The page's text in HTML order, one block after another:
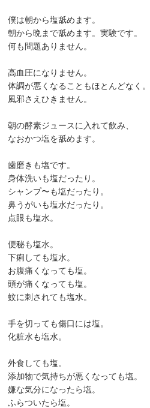
僕は朝から塩舐めます。
朝から晩まで舐めます。実験です。
何も問題ありません。
高血圧になりません。
体調が悪くなることもほとんどなく。
風邪さえひきません。
朝の酵素ジュースに入れて飲み、
なおかつ塩を舐めます。
歯磨きも塩です。
身体洗いも塩だったり。
シャンプ〜も塩だったり。
鼻うがいも塩水だったり。
点眼も塩水。
便秘も塩水。
下痢しても塩水。
お腹痛くなっても塩。
頭が痛くなっても塩。
蚊に刺されても塩水。
手を切っても傷口には塩。
化粧水も塩水。
外食しても塩。
添加物で気持ちが悪くなっても塩。
嫌な気分になったら塩。
ふらついたら塩。